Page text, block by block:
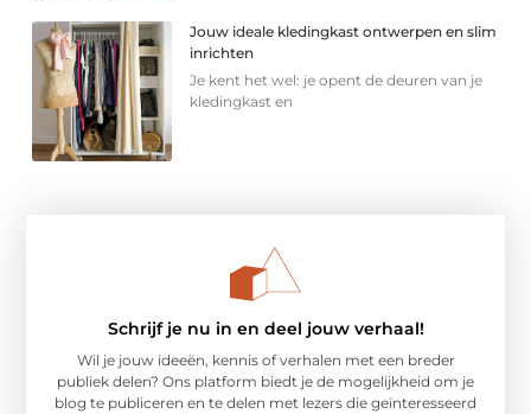
Jouw ideale kledingkast ontwerpen en slim
inrichten
Je kent het wel: je opent de deuren van je
kledingkast en
Schrijf je nu in en deel jouw verhaal!
Wil je jouw ideeën, kennis of verhalen met een breder
publiek delen? Ons platform biedt je de mogelijkheid om je
blog te publiceren en te delen met lezers die geïnteresseerd